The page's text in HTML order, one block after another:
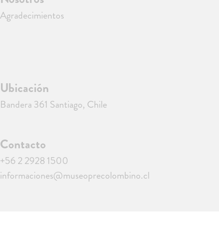
Agradecimientos
Ubicación
Bandera 361 Santiago, Chile
Contacto
+56 2 2928 1500
informaciones@museoprecolombino.cl